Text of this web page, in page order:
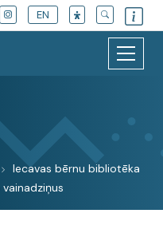
EN
Iecavas bērnu bibliotēka